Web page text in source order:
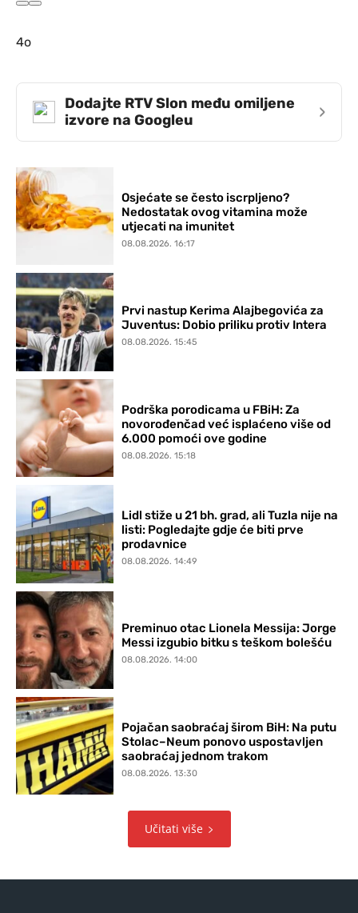
4o
Dodajte RTV Slon među omiljene
izvore na Googleu
›
Osjećate se često iscrpljeno?
Nedostatak ovog vitamina može
utjecati na imunitet
08.08.2026. 16:17
Prvi nastup Kerima Alajbegovića za
Juventus: Dobio priliku protiv Intera
08.08.2026. 15:45
Podrška porodicama u FBiH: Za
novorođenčad već isplaćeno više od
6.000 pomoći ove godine
08.08.2026. 15:18
Lidl stiže u 21 bh. grad, ali Tuzla nije na
listi: Pogledajte gdje će biti prve
prodavnice
08.08.2026. 14:49
Preminuo otac Lionela Messija: Jorge
Messi izgubio bitku s teškom bolešću
08.08.2026. 14:00
Pojačan saobraćaj širom BiH: Na putu
Stolac–Neum ponovo uspostavljen
saobraćaj jednom trakom
08.08.2026. 13:30
Učitati više